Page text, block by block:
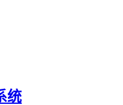
统